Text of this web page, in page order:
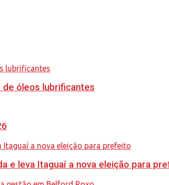
de óleos lubrificantes
e leva Itaguaí a nova eleição para